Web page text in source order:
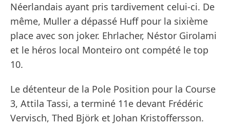
Néerlandais ayant pris tardivement celui-ci. De
même, Muller a dépassé Huff pour la sixième
place avec son joker. Ehrlacher, Néstor Girolami
et le héros local Monteiro ont compété le top
10.
Le détenteur de la Pole Position pour la Course
3, Attila Tassi, a terminé 11e devant Frédéric
Vervisch, Thed Björk et Johan Kristoffersson.